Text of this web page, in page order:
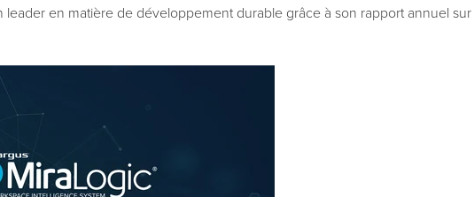
leader en matière de développement durable grâce à son rapport annuel sur